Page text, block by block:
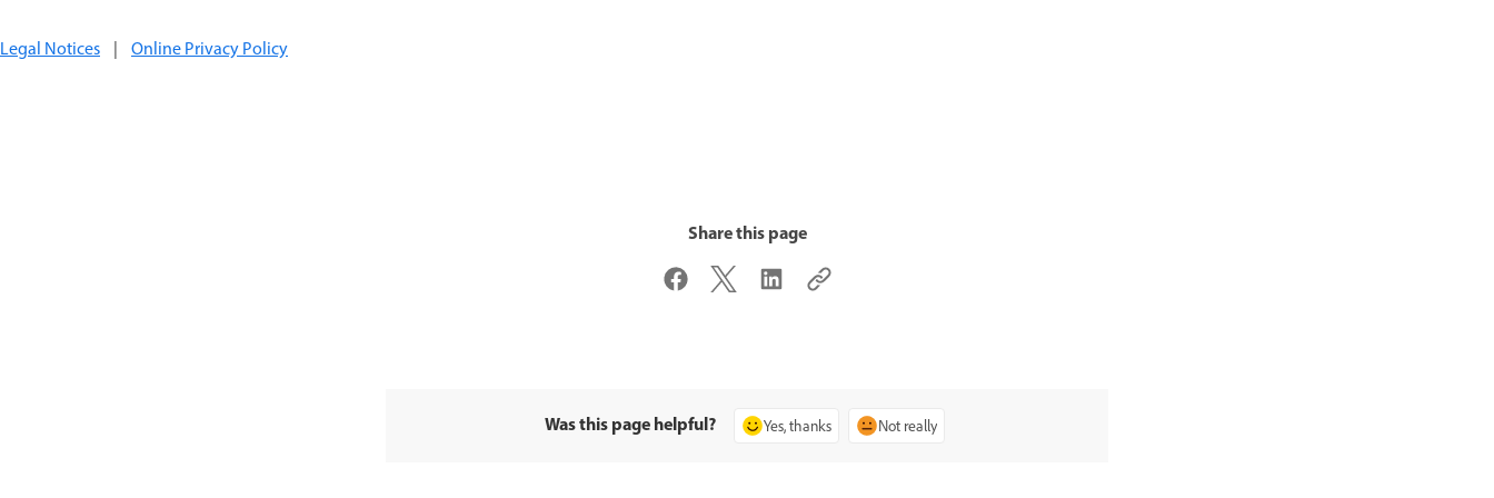
Legal Notices | Online Privacy Policy
Share this page
Was this page helpful? Yes, thanks Not really